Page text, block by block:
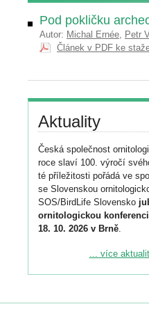
Pod pokličku
Autor: Michal Ernée, Petr
Článek v PDF ke
Aktuality
Česká společnost
roce slaví 100. výročí
té příležitosti pořádá ve
se Slovenskou
SOS/BirdLife Slovensko
ornitologickou
18. 10. 2026 v Brně.
Podrobnější informace ke
Registrovat se můžete do
... více